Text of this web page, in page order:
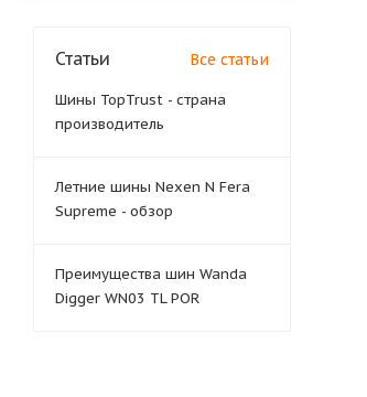
Статьи Все статьи
Шины TopTrust - страна
производитель
Летние шины Nexen N Fera
Supreme - обзор
Преимущества шин Wanda
Digger WN03 TL POR